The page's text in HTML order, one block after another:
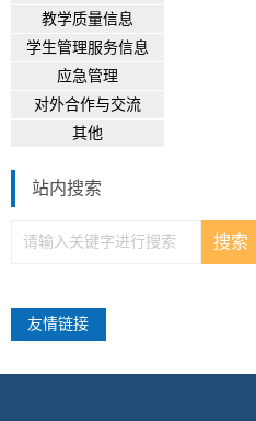
教学质量信息
学生管理服务信息
应急管理
对外合作与交流
其他
站内搜索
友情链接